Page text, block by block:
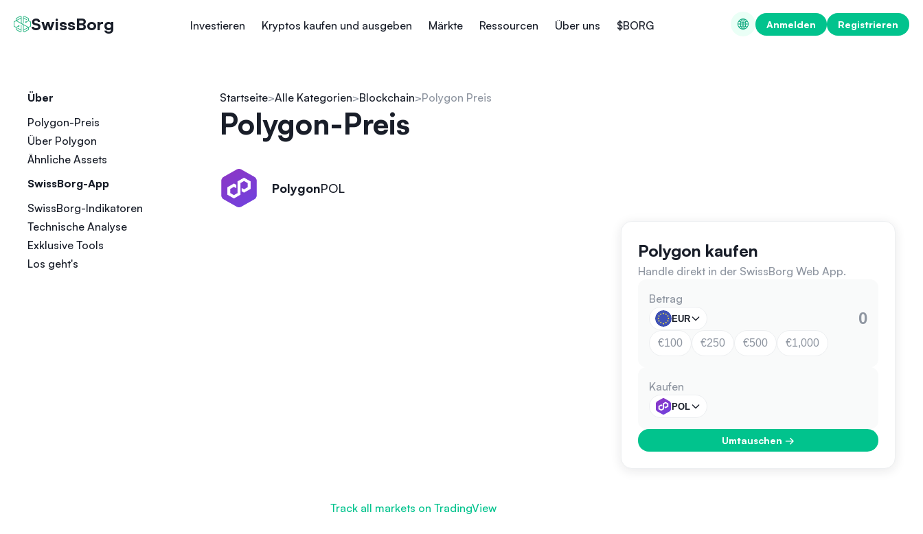
SwissBorg Investieren Kryptos kaufen und ausgeben Märkte Ressourcen Über uns $BORG Anmelden Registrieren
Über
Polygon-Preis
Über Polygon
Ähnliche Assets
SwissBorg-App
SwissBorg-Indikatoren
Technische Analyse
Exklusive Tools
Los geht's
Startseite Alle Kategorien Blockchain Polygon Preis
Polygon-Preis
PolygonPOL
Polygon kaufen
Handle direkt in der SwissBorg Web App.
Betrag
EUR
€100 €250 €500 €1,000
Kaufen
POL
Umtauschen →
Track all markets on TradingView